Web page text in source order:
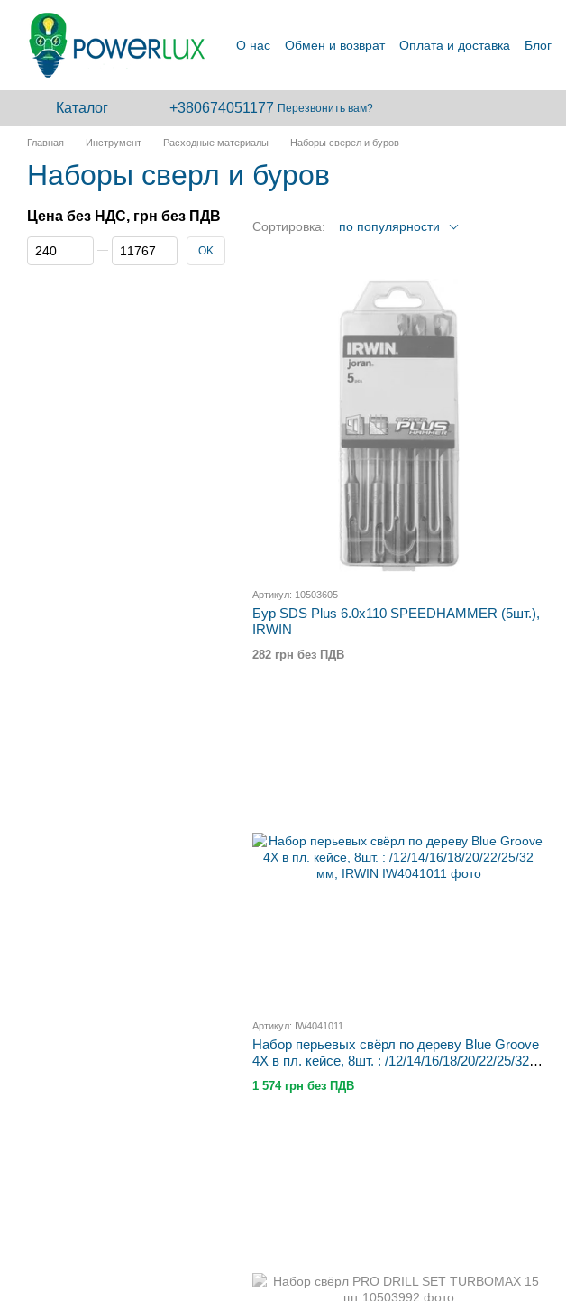
Перейти к основному контенту
О нас Обмен и возврат Оплата и доставка Блог
Каталог +380674051177 Перезвонить вам?
Главная Инструмент Расходные материалы Наборы сверел и буров
Наборы сверл и буров
Сортировка: по популярности
Артикул: 10503605
Бур SDS Plus 6.0x110 SPEEDHAMMER (5шт.),
IRWIN
282 грн без ПДВ
Артикул: IW4041011
Набор перьевых свёрл по дереву Blue Groove
4X в пл. кейсе, 8шт. : /12/14/16/18/20/22/25/32
1 574 грн без ПДВ
Цена без НДС, грн без ПДВ
От Цена без НДС, грн без ПДВ
До Цена без НДС, грн без ПДВOK